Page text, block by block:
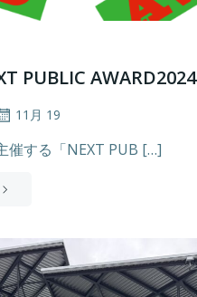
PUBLIC AWARD2024
11月 19
催する「NEXT PUB […]